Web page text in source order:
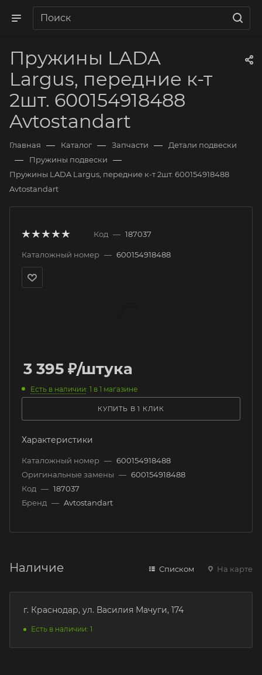
Пружины LADA
Largus, передние к-т
2шт. 600154918488
Avtostandart
Главная — Каталог — Запчасти — Детали подвески
— Пружины подвески —
Пружины LADA Largus, передние к-т 2шт. 600154918488
Avtostandart
Код — 187037
Каталожный номер — 600154918488
3 395 ₽/штука
Есть в наличии: 1 в 1 магазине
КУПИТЬ В 1 КЛИК
Характеристики
Каталожный номер — 600154918488
Оригинальные замены — 600154918488
Код — 187037
Бренд — Avtostandart
Наличие Списком На карте
г. Краснодар, ул. Василия Мачуги, 174
Есть в наличии: 1